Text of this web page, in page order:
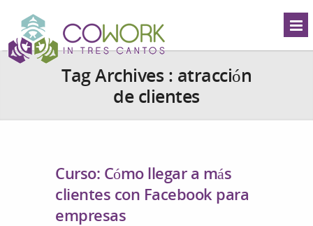
Tag Archives : atracción
de clientes
Curso: Cómo llegar a más
clientes con Facebook para
empresas